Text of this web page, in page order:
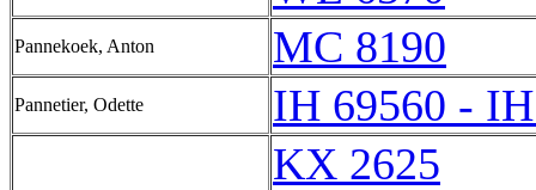
Pannekoek, Anton MC 8190
Pannetier, Odette IH 69560 -
KX 2625